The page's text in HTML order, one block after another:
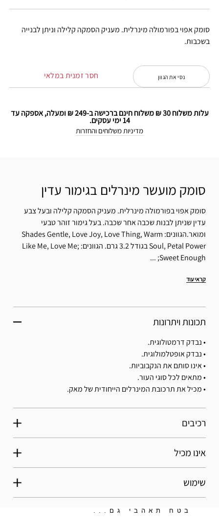
סומק אפוי בפורמולה מינרלית. מעניק הסמקה קלילה וניתן לבנייה
בשכבות.
חסר זמנית במלאי נסי את הגוון
עלות משלוח 30 ₪ משלוח חינם ברכישה ב-249 ₪ ומעלה, אספקה עד
14 ימי עסקים.
מדיניות משלוחים והחזרות
סומק מועשר מינרלים בגימור עדין
סומק אפוי בפורמולה מינרלית. מעניק הסמקה קלילה ובעל צבע
עדין שניתן לבנות שכבה אחר שכבה. בעל גימור זוהר טבעי
ומואר.הגוונים: Shades Gentle, Love Joy, Love Thing, Warm
Soul, Petal Power בגודל 3.2 גרם. הגוונים: Like Me, Love Me;
Sweet Enough; ...
קראי עוד
תכונות ויתרונות
• נבדק דרמטולוגית.
• נבדק אופטלמולוגית.
• אינו סותם את הנקבוביות.
• מתאים לכל סוגי העור.
• מכיל את תרכובת המינרלים הייחודית של מאק.
רכיבים
אינו מכיל
שימוש
בטח תאהבי גם...